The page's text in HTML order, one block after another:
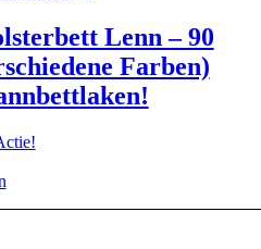
variaties.
Deze
optie
gekozen
op
productpagina
Lenn – 90
Farben)
product